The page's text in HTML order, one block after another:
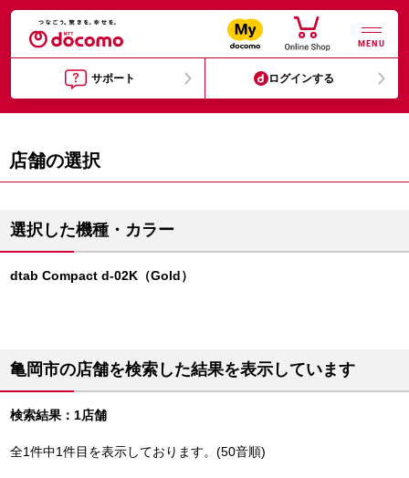
MENU
サポート ログインする
店舗の選択
選択した機種・カラー
dtab Compact d-02K（Gold）
亀岡市の店舗を検索した結果を表示しています
検索結果：1店舗
全1件中1件目を表示しております。(50音順)